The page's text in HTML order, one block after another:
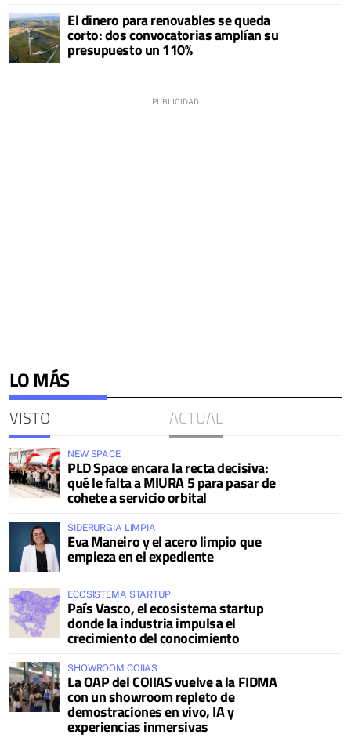
El dinero para renovables se queda
corto: dos convocatorias amplían su
presupuesto un 110%
LO MÁS
VISTO ACTUAL
NEW SPACE
PLD Space encara la recta decisiva:
qué le falta a MIURA 5 para pasar de
cohete a servicio orbital
SIDERURGIA LIMPIA
Eva Maneiro y el acero limpio que
empieza en el expediente
ECOSISTEMA STARTUP
País Vasco, el ecosistema startup
donde la industria impulsa el
crecimiento del conocimiento
SHOWROOM COIIAS
La OAP del COIIAS vuelve a la FIDMA
con un showroom repleto de
demostraciones en vivo, IA y
experiencias inmersivas